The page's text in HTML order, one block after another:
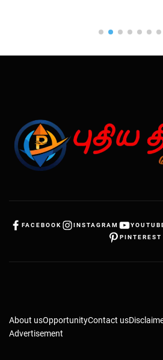
FACEBOOK INSTAGRAM
PINTEREST
About usOpportunityContact us
Advertisement